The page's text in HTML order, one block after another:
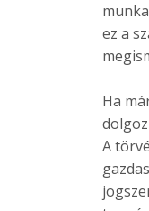
ez a
Ha
A